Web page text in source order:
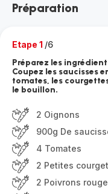
Préparation
Etape 1 /6
Préparez les
Coupez les saucisses
tomates, les
le bouillon.
2 Oignons
900g De
4 Tomates
2 Petites
2 Poivrons